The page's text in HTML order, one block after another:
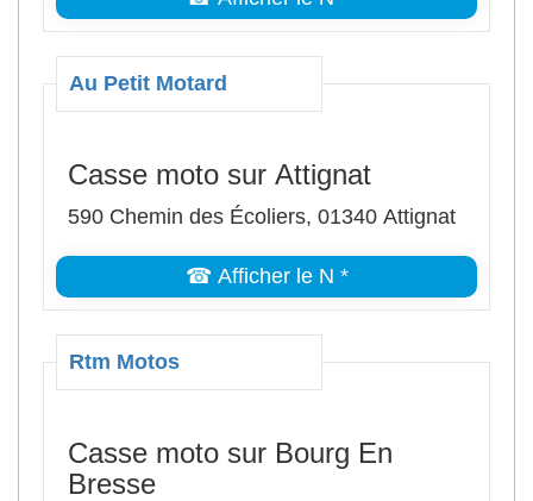
Au Petit Motard
Casse moto sur Attignat
590 Chemin des Écoliers, 01340 Attignat
☎ Afficher le N *
Rtm Motos
Casse moto sur Bourg En
Bresse